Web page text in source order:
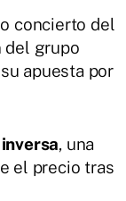
concierto del
del grupo
apuesta por
, una
el precio tras